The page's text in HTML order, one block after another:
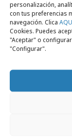
personalización,
con tus preferencias
navegación. Clica
Cookies. Puedes
"Aceptar" o
"Configurar".
The Hub of